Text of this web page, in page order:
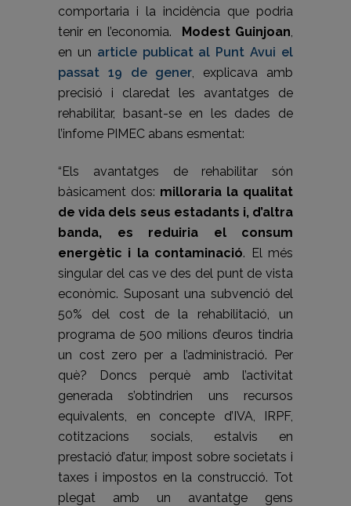
comportaria i la incidència que podria
tenir en l’economia. Modest Guinjoan,
en un article publicat al Punt Avui el
passat 19 de gener, explicava amb
precisió i claredat les avantatges de
rehabilitar, basant-se en les dades de
l’infome PIMEC abans esmentat:
“Els avantatges de rehabilitar són
bàsicament dos: milloraria la qualitat
de vida dels seus estadants i, d’altra
banda, es reduiria el consum
energètic i la contaminació. El més
singular del cas ve des del punt de vista
econòmic. Suposant una subvenció del
50% del cost de la rehabilitació, un
programa de 500 milions d’euros tindria
un cost zero per a l’administració. Per
què? Doncs perquè amb l’activitat
generada s’obtindrien uns recursos
equivalents, en concepte d’IVA, IRPF,
cotitzacions socials, estalvis en
prestació d’atur, impost sobre societats i
taxes i impostos en la construcció. Tot
plegat amb un avantatge gens